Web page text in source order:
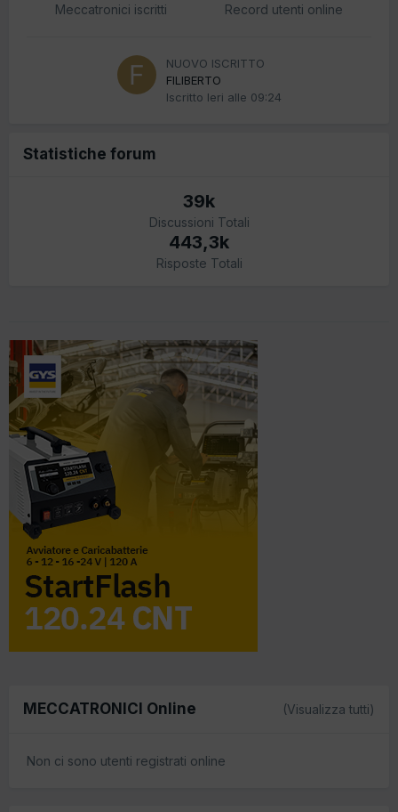
Meccatronici iscritti Record utenti online
NUOVO ISCRITTO
FILIBERTO
Iscritto Ieri alle 09:24
Statistiche forum
39k
Discussioni Totali
443,3k
Risposte Totali
MECCATRONICI Online (Visualizza tutti)
Non ci sono utenti registrati online